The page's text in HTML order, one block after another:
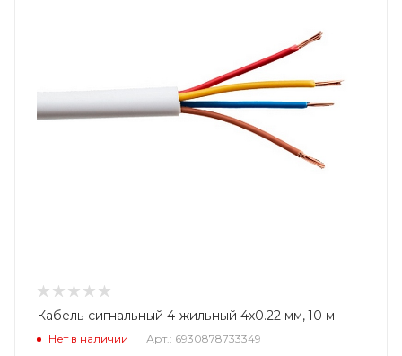
Кабель сигнальный 4-жильный 4x0.22 мм, 10 м
Нет в наличии Арт.: 6930878733349